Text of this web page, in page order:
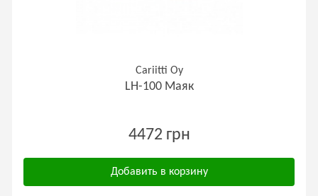
Cariitti Oy
LH-100 Маяк
4472 грн
Добавить в корзину